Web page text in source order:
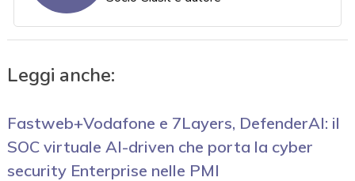
Leggi anche:
Fastweb+Vodafone e 7Layers, DefenderAI: il
SOC virtuale AI-driven che porta la cyber
security Enterprise nelle PMI